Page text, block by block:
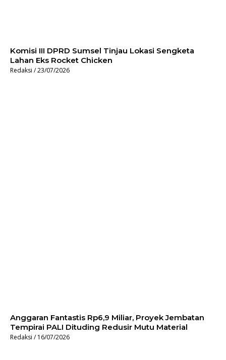
Komisi III DPRD Sumsel Tinjau Lokasi Sengketa
Lahan Eks Rocket Chicken
Redaksi 23/07/2026
Anggaran Fantastis Rp6,9 Miliar, Proyek Jembatan
Tempirai PALI Dituding Redusir Mutu Material
Redaksi 16/07/2026